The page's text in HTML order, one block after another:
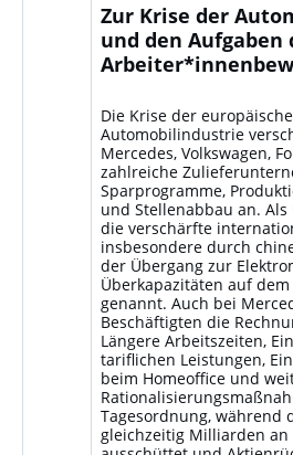
Zur Krise der
und den Aufgaben
Die Krise der
Automobilindustrie
Mercedes, Volkswagen,
zahlreiche
Sparprogramme,
und Stellenabbau an.
die verschärfte
insbesondere durch
der Übergang zur
Überkapazitäten auf
genannt. Auch bei
Beschäftigten die
Längere Arbeitszeiten,
tariflichen Leistungen,
beim Homeoffice und
Tagesordnung, während
gleichzeitig Milliarden an